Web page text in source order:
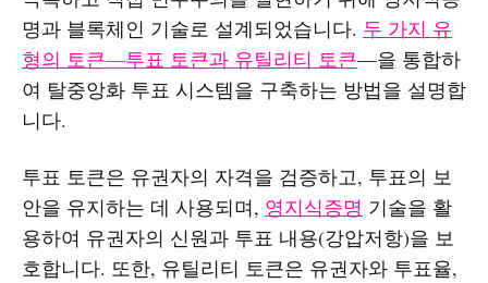
명과 블록체인 기술로 설계되었습니다. 두 가지 유
형의 토큰—투표 토큰과 유틸리티 토큰—을 통합하
여 탈중앙화 투표 시스템을 구축하는 방법을 설명합
니다.
투표 토큰은 유권자의 자격을 검증하고, 투표의 보
안을 유지하는 데 사용되며, 영지식증명 기술을 활
용하여 유권자의 신원과 투표 내용(강압저항)을 보
호합니다. 또한, 유틸리티 토큰은 유권자와 투표율,